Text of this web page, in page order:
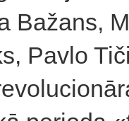
Bažans,
Pavlo